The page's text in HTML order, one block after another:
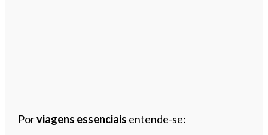
Porviagens essenciais entende-se: